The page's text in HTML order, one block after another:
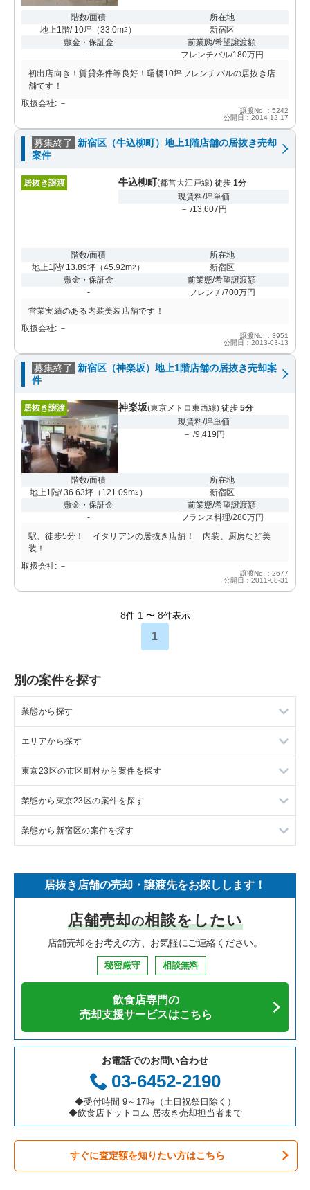
階数/面積
地上1階/ 10坪 （33.0m2 ）
所在地
新宿区
敷金・保証金
-
前業態/希望譲渡額
フレンチバル/180万円
初出店向き！賃貸条件等良好！曙橋10坪フレンチバルの居抜き店
舗です！
取扱会社: －
譲渡No.：5242
公開日：2014-12-17
募集終了
新宿区（牛込柳町）地上1階店舗の居抜き売却
案件
居抜き譲渡 牛込柳町(都営大江戸線) 徒歩 1分
現賃料/坪単価
－ /13,607円
階数/面積
地上1階/ 13.89坪 （45.92m2 ）
所在地
新宿区
敷金・保証金
-
前業態/希望譲渡額
フレンチ/700万円
営業実績のある内装美装店舗です！
取扱会社: －
譲渡No.：3951
公開日：2013-03-13
募集終了
新宿区（神楽坂）地上1階店舗の居抜き売却案
件
居抜き譲渡 神楽坂(東京メトロ東西線) 徒歩 5分
現賃料/坪単価
－ /9,419円
階数/面積
地上1階/ 36.63坪（ 121.09m2 ）
所在地
新宿区
敷金・保証金
-
前業態/希望譲渡額
フランス料理/280万円
駅、徒歩5分！ イタリアンの居抜き店舗！ 内装、厨房など美
装！
取扱会社: －
譲渡No.：2677
公開日：2011-08-31
8件 1 〜 8件表示
1
別の案件を探す
業態から探す
ラーメンの居抜き売却物件の案件一覧
フランス料理の居抜き売却物件の案件一覧
イタリア料理の居抜き売却物件の案件一覧
中華の居抜き売却物件の案件一覧
寿司の居抜き売却物件の案件一覧
焼肉の居抜き売却物件の案件一覧
鉄板焼き・お好み焼の居抜き売却物件の案件一覧
カフェの居抜き売却物件の案件一覧
テイクアウトの居抜き売却物件の案件一覧
お弁当・惣菜・デリの居抜き売却物件の案件一覧
カラオケ・パブ・スナックの居抜き売却物件の案件一覧
バーの居抜き売却物件の案件一覧
居酒屋・ダイニングバーの居抜き売却物件の案件一覧
エリアから探す
東京23区の飲食店の居抜き売却物件の案件一覧
東京都下の飲食店の居抜き売却物件の案件一覧
千葉県の飲食店の居抜き売却物件の案件一覧
神奈川県の飲食店の居抜き売却物件の案件一覧
大阪府の飲食店の居抜き売却物件の案件一覧
兵庫県の飲食店の居抜き売却物件の案件一覧
愛知県の飲食店の居抜き売却物件の案件一覧
岐阜県の飲食店の居抜き売却物件の案件一覧
三重県の飲食店の居抜き売却物件の案件一覧
東京23区の市区町村から案件を探す
目黒区の飲食店の居抜き売却物件の案件一覧
渋谷区の飲食店の居抜き売却物件の案件一覧
新宿区の飲食店の居抜き売却物件の案件一覧
葛飾区の飲食店の居抜き売却物件の案件一覧
中央区の飲食店の居抜き売却物件の案件一覧
千代田区の飲食店の居抜き売却物件の案件一覧
港区の飲食店の居抜き売却物件の案件一覧
足立区の飲食店の居抜き売却物件の案件一覧
板橋区の飲食店の居抜き売却物件の案件一覧
台東区の飲食店の居抜き売却物件の案件一覧
練馬区の飲食店の居抜き売却物件の案件一覧
業態から東京23区の案件を探す
東京23区のラーメンの居抜き売却物件の案件一覧
東京23区のイタリア料理の居抜き売却物件の案件一覧
東京23区の中華の居抜き売却物件の案件一覧
東京23区のそば・うどんの居抜き売却物件の案件一覧
東京23区の焼肉の居抜き売却物件の案件一覧
東京23区の鉄板焼き・お好み焼の居抜き売却物件の案件一覧
東京23区のアジア料理の居抜き売却物件の案件一覧
東京23区のカフェの居抜き売却物件の案件一覧
東京23区のテイクアウトの居抜き売却物件の案件一覧
東京23区のお弁当・惣菜・デリの居抜き売却物件の案件一覧
業態から新宿区の案件を探す
新宿区のフランス料理の居抜き売却物件の案件一覧
新宿区のイタリア料理の居抜き売却物件の案件一覧
新宿区の中華の居抜き売却物件の案件一覧
新宿区の寿司の居抜き売却物件の案件一覧
新宿区の焼肉の居抜き売却物件の案件一覧
新宿区の鉄板焼き・お好み焼の居抜き売却物件の案件一覧
新宿区のアジア料理の居抜き売却物件の案件一覧
新宿区のカフェの居抜き売却物件の案件一覧
新宿区のテイクアウトの居抜き売却物件の案件一覧
居抜き店舗の売却・譲渡先をお探しします！
店舗売却の相談をしたい
店舗売却をお考えの方、お気軽にご連絡ください。
秘密厳守 相談無料
飲食店専門の
売却支援サービスはこちら
お電話でのお問い合わせ
03-6452-2190
◆受付時間 9～17時（土日祝祭日除く）
◆飲食店ドットコム 居抜き売却担当者まで
すぐに査定額を知りたい方はこちら